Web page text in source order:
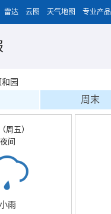
雷达 云图 天气地图 专业产品
和园
周末
周五）
夜间
小雨